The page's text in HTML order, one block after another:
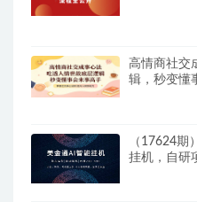
高情商社交
辑，秒变懂
（17624期
挂机，自研